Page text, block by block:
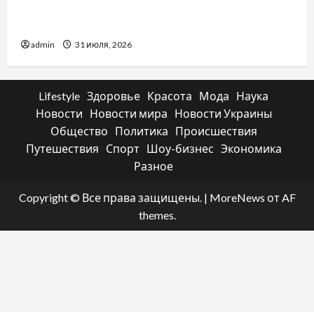
admin 31 июля, 2026
Lifestyle Здоровье Красота Мода
Наука
Новости
Новости мира
Новости Украины
Общество
Политика
Происшествия
Путешествия
Спорт Шоу-бизнес Экономика
Разное
Copyright © Все права защищены. | MoreNews от AF
themes.